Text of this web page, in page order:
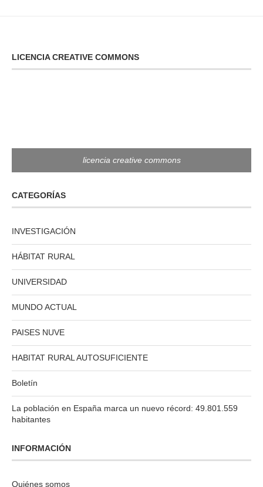
LICENCIA CREATIVE COMMONS
licencia creative commons
CATEGORÍAS
INVESTIGACIÓN
HÁBITAT RURAL
UNIVERSIDAD
MUNDO ACTUAL
PAISES NUVE
HABITAT RURAL AUTOSUFICIENTE
Boletín
La población en España marca un nuevo récord: 49.801.559
habitantes
INFORMACIÓN
Quiénes somos